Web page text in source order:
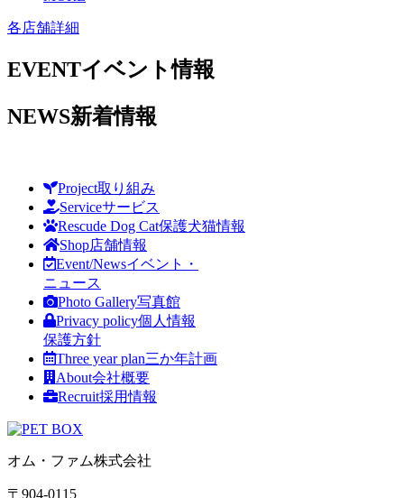
各店舗詳細
EVENTイベント情報
NEWS新着情報
Project取り組み
Serviceサービス
Rescude Dog Cat保護犬猫情報
Shop店舗情報
Event/Newsイベント・
ニュース
Photo Gallery写真館
Privacy policy個人情報
保護方針
Three year plan三か年計画
About会社概要
Recruit採用情報
オム・ファム株式会社
〒904-0115